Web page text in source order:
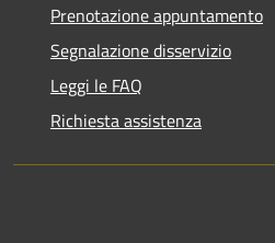
Prenotazione appuntamento
Segnalazione disservizio
Leggi le FAQ
Richiesta assistenza